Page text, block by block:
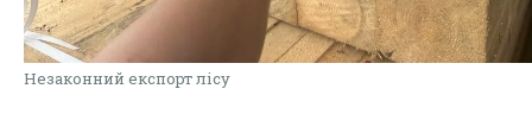
Незаконний експорт лісу